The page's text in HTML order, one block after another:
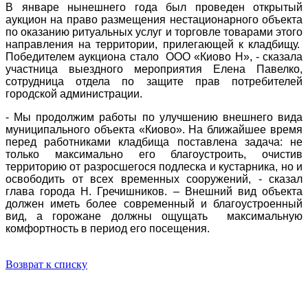
В январе нынешнего года был проведен открытый
аукцион на право размещения нестационарного объекта
по оказанию ритуальных услуг и торговле товарами этого
направления на территории, прилегающей к кладбищу.
Победителем аукциона стало ООО «Киово Н», - сказала
участница выездного мероприятия Елена Павелко,
сотрудница отдела по защите прав потребителей
городской администрации.
- Мы продолжим работы по улучшению внешнего вида
муниципального объекта «Киово». На ближайшее время
перед работниками кладбища поставлена задача: не
только максимально его благоустроить, очистив
территорию от разросшегося подлеска и кустарника, но и
освободить от всех временных сооружений, - сказал
глава города Н. Гречишников. – Внешний вид объекта
должен иметь более современный и благоустроенный
вид, а горожане должны ощущать максимальную
комфортность в период его посещения.
Возврат к списку